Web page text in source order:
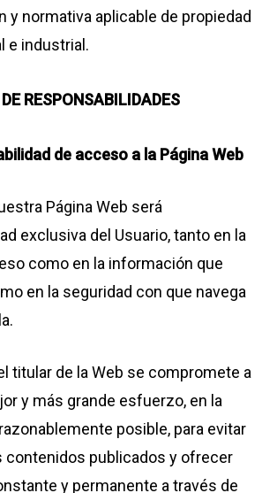
y normativa aplicable de propiedad
e industrial.
RESPONSABILIDADES
de acceso a la Página Web
Página Web será
exclusiva del Usuario, tanto en la
como en la información que
en la seguridad con que navega
titular de la Web se compromete a
y más grande esfuerzo, en la
posible, para evitar
contenidos publicados y ofrecer
y permanente a través de